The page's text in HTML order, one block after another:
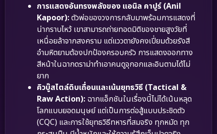
การแสดงอันทรงพลังของ แอนิล คาปูร์ (Anil
Kapoor):ตัวพ่อของวงการกลับมาพร้อมการแสดงที่
น่ากราบไหว้ เขาสามารถถ่ายทอดมิติของชายสูงวัยที่
เหนื่อยล้าจากสงคราม แต่แววตายังคงเปี่ยมด้วยรังสี
อำมหิตยามต้องปกป้องครอบครัว การแสดงออกทาง
สีหน้าในฉากดราม่าทำเอาคนดูจุกอกและอินตามได้ไม่
ยาก
คิวบู๊สไตล์ดิบเถื่อนและเน้นยุทธวิธี (Tactical &
Raw Action): ฉากแอ็กชันในเรื่องนี้ไม่ได้เน้นหลุด
โลกแบบยอดมนุษย์ แต่เป็นการต่อสู้แบบประชิดตัว
(CQC) และการใช้ยุทธวิธีทหารที่สมจริง ทุกหมัด ทุก